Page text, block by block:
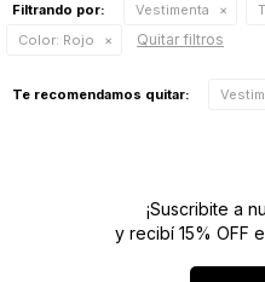
Filtrando por: Vestimenta
Color: Rojo Quitar filtros
Te recomendamos quitar:
¡Suscribite a
y recibí 15% OFF